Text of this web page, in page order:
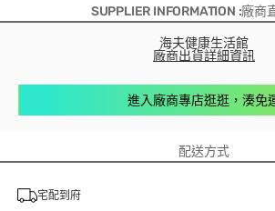
SUPPLIER INFORMATION :廠商
海夫健康生活館
廠商出貨詳細資訊
進入廠商專店逛逛，湊免
配送方式
宅配到府